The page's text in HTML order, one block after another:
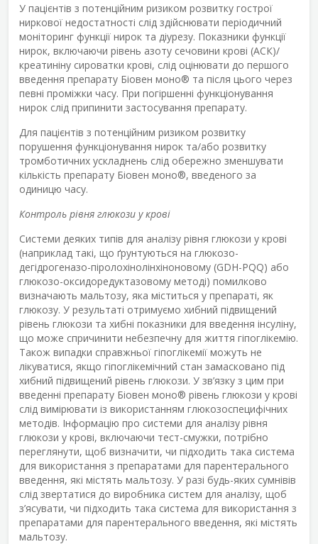
У пацієнтів з потенційним ризиком розвитку гострої
ниркової недостатності слід здійснювати періодичний
моніторинг функції нирок та діурезу. Показники функції
нирок, включаючи рівень азоту сечовини крові (АСК)/
креатиніну сироватки крові, слід оцінювати до першого
введення препарату Біовен моно® та після цього через
певні проміжки часу. При погіршенні функціонування
нирок слід припинити застосування препарату.
Для пацієнтів з потенційним ризиком розвитку
порушення функціонування нирок та/або розвитку
тромботичних ускладнень слід обережно зменшувати
кількість препарату Біовен моно®, введеного за
одиницю часу.
Контроль рівня глюкози у крові
Системи деяких типів для аналізу рівня глюкози у крові
(наприклад такі, що ґрунтуються на глюкозо-
дегідрогеназо-піролохінолінхіноновому (GDH-PQQ) або
глюкозо-оксидоредуктазовому методі) помилково
визначають мальтозу, яка міститься у препараті, як
глюкозу. У результаті отримуємо хибний підвищений
рівень глюкози та хибні показники для введення інсуліну,
що може спричинити небезпечну для життя гіпоглікемію.
Також випадки справжньої гіпоглікемії можуть не
лікуватися, якщо гіпоглікемічний стан замасковано під
хибний підвищений рівень глюкози. У зв’язку з цим при
введенні препарату Біовен моно® рівень глюкози у крові
слід вимірювати із використанням глюкозоспецифічних
методів. Інформацію про системи для аналізу рівня
глюкози у крові, включаючи тест-смужки, потрібно
переглянути, щоб визначити, чи підходить така система
для використання з препаратами для парентерального
введення, які містять мальтозу. У разі будь-яких сумнівів
слід звертатися до виробника систем для аналізу, щоб
з’ясувати, чи підходить така система для використання з
препаратами для парентерального введення, які містять
мальтозу.